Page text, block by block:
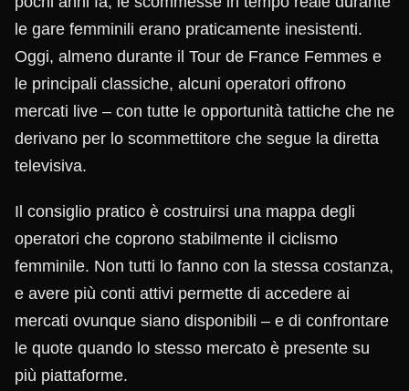
le gare femminili erano praticamente inesistenti.
Oggi, almeno durante il Tour de France Femmes e
le principali classiche, alcuni operatori offrono
mercati live – con tutte le opportunità tattiche che ne
derivano per lo scommettitore che segue la diretta
televisiva.
Il consiglio pratico è costruirsi una mappa degli
operatori che coprono stabilmente il ciclismo
femminile. Non tutti lo fanno con la stessa costanza,
e avere più conti attivi permette di accedere ai
mercati ovunque siano disponibili – e di confrontare
le quote quando lo stesso mercato è presente su
più piattaforme.